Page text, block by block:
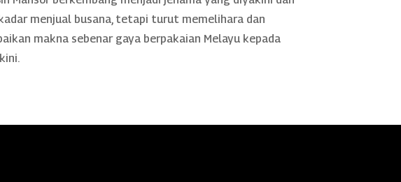
menjual busana, tetapi turut memelihara dan
makna sebenar gaya berpakaian Melayu kepada